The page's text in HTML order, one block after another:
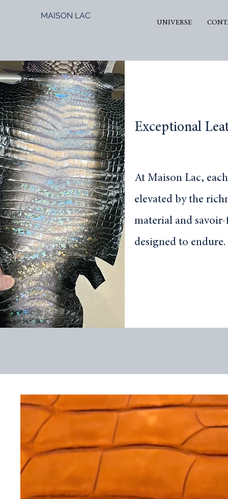
MAISON LAC
UNIVERSE
Exceptional
At Maison Lac,
elevated by the
material and
designed to endure.